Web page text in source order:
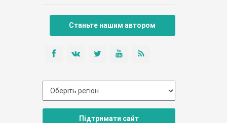
Станьте нашим автором
Підтримати сайт